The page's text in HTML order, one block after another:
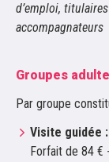
d’emploi,
accompagnateurs
Groupes
Par groupe
Visite guidée :
Forfait de 84 €